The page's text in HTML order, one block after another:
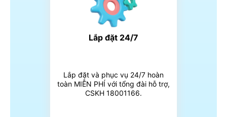
Lắp đặt 24/7
Lắp đặt và phục vụ 24/7 hoàn
toàn MIỄN PHÍ với tổng đài hỗ trợ,
CSKH 18001166.